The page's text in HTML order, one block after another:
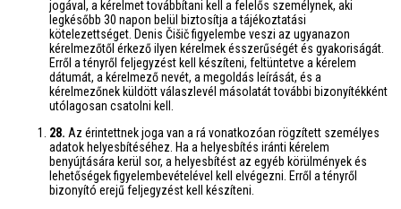
jogával, a kérelmet továbbítani kell a felelős személynek, aki
legkésőbb 30 napon belül biztosítja a tájékoztatási
kötelezettséget. Denis Čišič figyelembe veszi az ugyanazon
kérelmezőtől érkező ilyen kérelmek ésszerűségét és gyakoriságát.
Erről a tényről feljegyzést kell készíteni, feltüntetve a kérelem
dátumát, a kérelmező nevét, a megoldás leírását, és a
kérelmezőnek küldött válaszlevél másolatát további bizonyítékként
utólagosan csatolni kell.
28. Az érintettnek joga van a rá vonatkozóan rögzített személyes
adatok helyesbítéséhez. Ha a helyesbítés iránti kérelem
benyújtására kerül sor, a helyesbítést az egyéb körülmények és
lehetőségek figyelembevételével kell elvégezni. Erről a tényről
bizonyító erejű feljegyzést kell készíteni.